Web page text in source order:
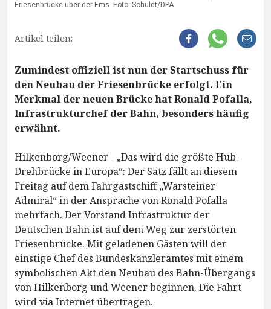
Friesenbrücke über der Ems. Foto: Schuldt/DPA
Artikel teilen:
Zumindest offiziell ist nun der Startschuss für
den Neubau der Friesenbrücke erfolgt. Ein
Merkmal der neuen Brücke hat Ronald Pofalla,
Infrastrukturchef der Bahn, besonders häufig
erwähnt.
Hilkenborg/Weener - „Das wird die größte Hub-
Drehbrücke in Europa“: Der Satz fällt an diesem
Freitag auf dem Fahrgastschiff „Warsteiner
Admiral“ in der Ansprache von Ronald Pofalla
mehrfach. Der Vorstand Infrastruktur der
Deutschen Bahn ist auf dem Weg zur zerstörten
Friesenbrücke. Mit geladenen Gästen will der
einstige Chef des Bundeskanzleramtes mit einem
symbolischen Akt den Neubau des Bahn-Übergangs
von Hilkenborg und Weener beginnen. Die Fahrt
wird via Internet übertragen.